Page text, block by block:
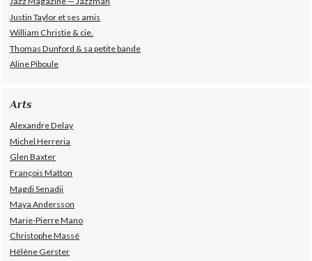
Justin Taylor et ses amis
William Christie & cie.
Thomas Dunford & sa petite bande
Aline Piboule
Arts
Alexandre Delay
Michel Herreria
Glen Baxter
François Matton
Magdi Senadji
Maya Andersson
Marie-Pierre Mano
Christophe Massé
Hélène Gerster